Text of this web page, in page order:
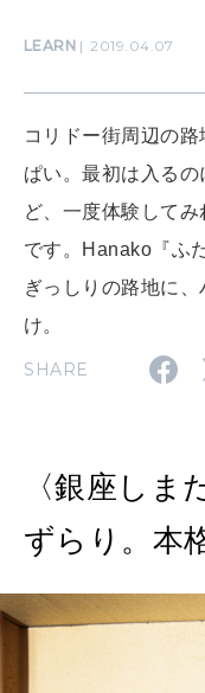
2026年9月号「北
2026年7月号「鎌倉
2026年6月号「大銀座
2026年5月
2026年4月号
LEARN 2019.04.07
コリドー街周辺の
ぱい。最初は入る
ど、一度体験して
です。Hanako『ふ
ぎっしりの路地に
け。
SHARE
〈銀座し
ずらり。本